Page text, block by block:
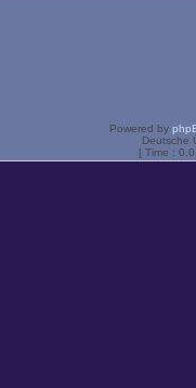
Powered by
Deutsche
[ Time :